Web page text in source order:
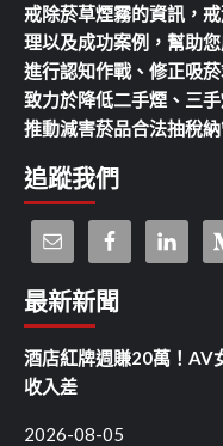
戒除菸草煙霧的資訊，
理以及成功案例，幫助
進行認知作戰、修正吸
致力於降低二手煙、三
推動減害菸品合法抽稅
追蹤我們
最新新聞
酒店紅牌週賺20萬！AV
收入差
2026-08-05